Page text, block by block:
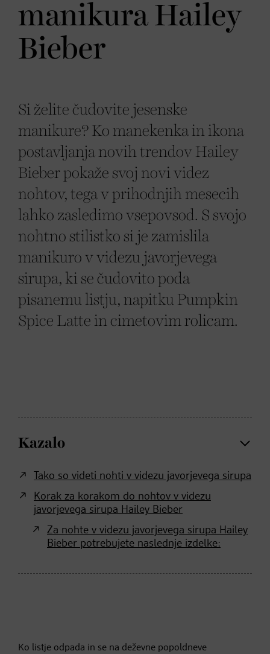
manikura Hailey
Bieber
Si želite čudovite jesenske
manikure? Ko manekenka in ikona
postavljanja novih trendov Hailey
Bieber pokaže svoj novi videz
nohtov, tega v prihodnjih mesecih
lahko zasledimo vsepovsod. S svojo
nohtno stilistko si je zamislila
manikuro v videzu javorjevega
sirupa, ki se čudovito poda
pisanemu listju, napitku Pumpkin
Spice Latte in cimetovim rolicam.
Kazalo
Tako so videti nohti v videzu javorjevega sirupa
Korak za korakom do nohtov v videzu
javorjevega sirupa Hailey Bieber
Za nohte v videzu javorjevega sirupa Hailey
Bieber potrebujete naslednje izdelke:
Ko listje odpada in se na deževne popoldneve